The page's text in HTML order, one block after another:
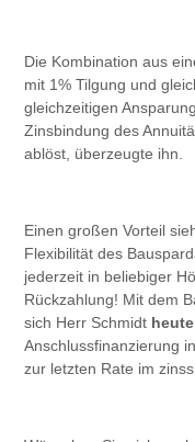
Die Kombination aus
mit 1% Tilgung und
gleichzeitigen
Zinsbindung des
ablöst, überzeugte ihn.
Einen großen Vorteil
Flexibilität des
jederzeit in beliebiger
Rückzahlung! Mit dem
sich Herr Schmidt
Anschlussfinanzierung
zur letzten Rate im